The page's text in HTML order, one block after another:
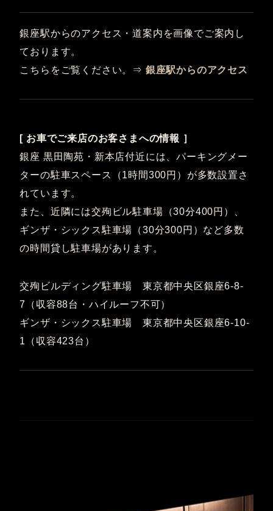
銀座駅からのアクセス・道案内を画像でご案内し
ております。
こちらをご覧ください。⇒ 銀座駅からのアクセス
[ お車でご来店のお客さまへの情報 ］
銀座 黒田陶苑・新本店付近には、パーキングメー
ターの駐車スペース（1時間300円）が多数設置さ
れています。
また、近隣には交殉ビル駐車場（30分400円）、
ギンザ・シックス駐車場（30分300円）など多数
の時間貸し駐車場があります。
交殉ビルディング駐車場 東京都中央区銀座6-8-
7（収容88台・ハイルーフ不可）
ギンザ・シックス駐車場 東京都中央区銀座6-10-
1（収容423台）